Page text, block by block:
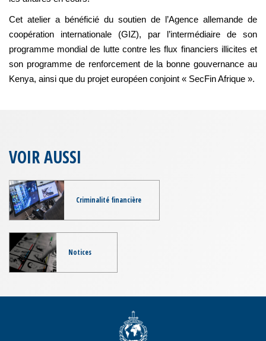
Cet atelier a bénéficié du soutien de l’Agence allemande de
coopération internationale (GIZ), par l’intermédiaire de son
programme mondial de lutte contre les flux financiers illicites et
son programme de renforcement de la bonne gouvernance au
Kenya, ainsi que du projet européen conjoint « SecFin Afrique ».
VOIR AUSSI
Criminalité financière
Notices